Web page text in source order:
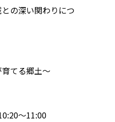
の深い関わりにつ
てる郷土〜
〜11:00
トップページ
ハイパー縁側@淀屋